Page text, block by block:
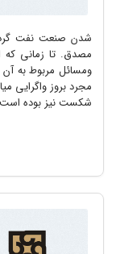
شدن صنعت نفت
مصدق. تا زمانی که
ومسائل مربوط به آن
مجرد بروز واگرایی
شکست نیز بوده است.